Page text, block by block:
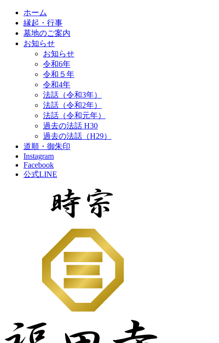
ホーム
縁起・行事
墓地のご案内
お知らせ
お知らせ
令和6年
令和５年
令和4年
法話（令和3年）
法話（令和2年）
法話（令和元年）
過去の法話 H30
過去の法話（H29）
道順・御朱印
Instagram
Facebook
公式LINE